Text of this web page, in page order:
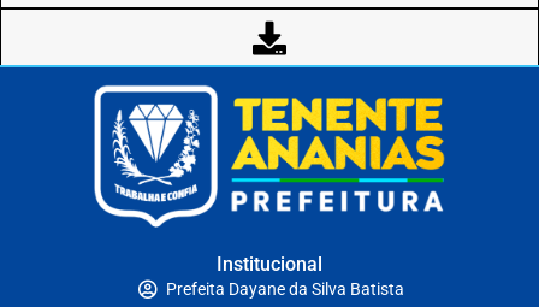
Institucional
Prefeita Dayane da Silva Batista